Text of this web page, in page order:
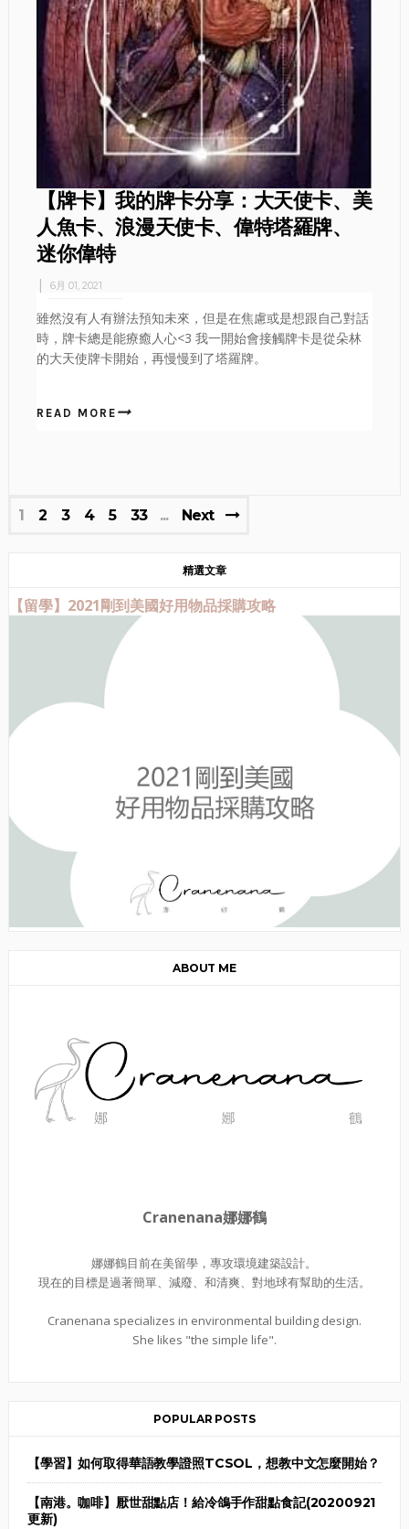
【牌卡】我的牌卡分享：大天使卡、美
人魚卡、浪漫天使卡、偉特塔羅牌、
迷你偉特
6月 01, 2021
雖然沒有人有辦法預知未來，但是在焦慮或是想跟自己對話
時，牌卡總是能療癒人心<3 我一開始會接觸牌卡是從朵林
的大天使牌卡開始，再慢慢到了塔羅牌。
READ MORE
1 2 3 4 5 33 Next
精選文章
【留學】2021剛到美國好用物品採購攻略
ABOUT ME
Cranenana娜娜鶴
娜娜鶴目前在美留學，專攻環境建築設計。
現在的目標是過著簡單、減廢、和清爽、對地球有幫助的生活。
Cranenana specializes in environmental building design.
She likes "the simple life".
POPULAR POSTS
【學習】如何取得華語教學證照TCSOL，想教中文怎麼開始？
【南港。咖啡】厭世甜點店！給冷鴿手作甜點食記(20200921
更新)